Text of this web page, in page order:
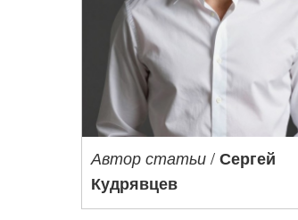
Автор статьи /Сергей
Кудрявцев